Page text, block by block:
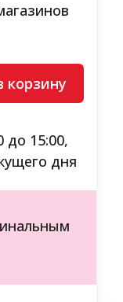
до 15:00,
дня
корзину